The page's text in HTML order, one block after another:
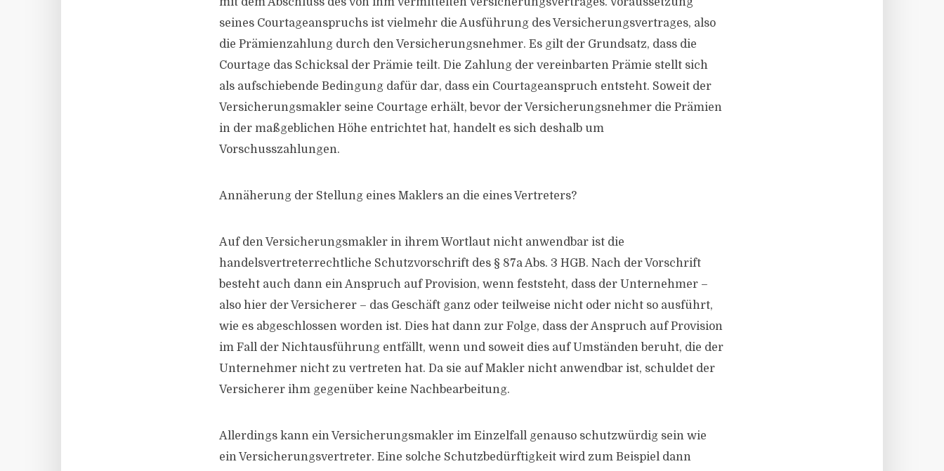
seines Courtageanspruchs ist vielmehr die Ausführung des Versicherungsvertrages, also
die Prämienzahlung durch den Versicherungsnehmer. Es gilt der Grundsatz, dass die
Courtage das Schicksal der Prämie teilt. Die Zahlung der vereinbarten Prämie stellt sich
als aufschiebende Bedingung dafür dar, dass ein Courtageanspruch entsteht. Soweit der
Versicherungsmakler seine Courtage erhält, bevor der Versicherungsnehmer die Prämien
in der maßgeblichen Höhe entrichtet hat, handelt es sich deshalb um
Vorschusszahlungen.
Annäherung der Stellung eines Maklers an die eines Vertreters?
Auf den Versicherungsmakler in ihrem Wortlaut nicht anwendbar ist die
handelsvertreterrechtliche Schutzvorschrift des § 87a Abs. 3 HGB. Nach der Vorschrift
besteht auch dann ein Anspruch auf Provision, wenn feststeht, dass der Unternehmer –
also hier der Versicherer – das Geschäft ganz oder teilweise nicht oder nicht so ausführt,
wie es abgeschlossen worden ist. Dies hat dann zur Folge, dass der Anspruch auf Provision
im Fall der Nichtausführung entfällt, wenn und soweit dies auf Umständen beruht, die der
Unternehmer nicht zu vertreten hat. Da sie auf Makler nicht anwendbar ist, schuldet der
Versicherer ihm gegenüber keine Nachbearbeitung.
Allerdings kann ein Versicherungsmakler im Einzelfall genauso schutzwürdig sein wie
ein Versicherungsvertreter. Eine solche Schutzbedürftigkeit wird zum Beispiel dann